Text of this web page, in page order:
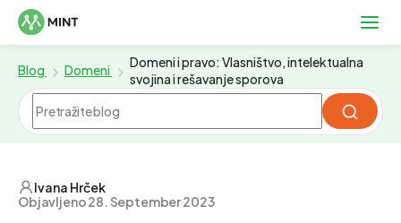
Blog Domeni
Domeni i pravo: Vlasništvo, intelektualna
svojina i rešavanje sporova
Ivana Hrček
Objavljeno 28. September 2023